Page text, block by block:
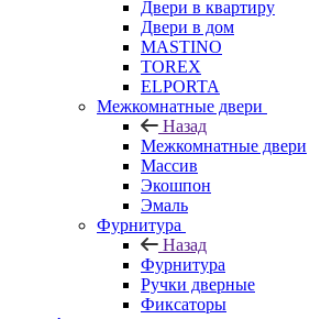
Двери в квартиру
Двери в дом
MASTINO
TOREX
ELPORTA
Межкомнатные двери
Назад
Межкомнатные двери
Массив
Экошпон
Эмаль
Фурнитура
Назад
Фурнитура
Ручки дверные
Фиксаторы